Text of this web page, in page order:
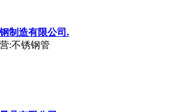
制造有限公司.
:不锈钢管